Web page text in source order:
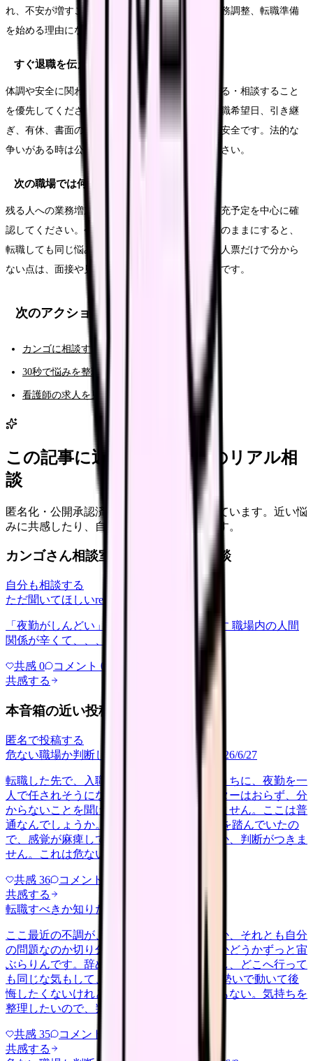
れ、不安が増すことが続いているなら、相談や勤務調整、転職準備
を始める理由になります。
すぐ退職を伝えてもいいですか？
体調や安全に関わる状態なら、まず休む・受診する・相談すること
を優先してください。退職意思が固い場合も、退職希望日、引き継
ぎ、有休、書面の記録を整理してから伝える方が安全です。法的な
争いがある時は公的窓口や専門家に相談してください。
次の職場では何を確認すればいいですか？
残る人への業務増加、教育係の変更、次年度の補充予定を中心に確
認してください。今の職場でつらかった条件をそのままにすると、
転職しても同じ悩みが再発しやすくなります。求人票だけで分から
ない点は、面接や見学で具体的に聞くことが大切です。
次のアクション
カンゴに相談する（AI相談）
30秒で悩みを整理する（悩み診断）
看護師の求人を見る
この記事に近い看護師さんのリアル相
談
匿名化・公開承認済みの本音だけを表示しています。近い悩
みに共感したり、自分の状況を投稿できます。
カンゴさん相談室から共有された相談
自分も相談する
ただ聞いてほしいrelationships
「夜勤がしんどい」について相談したいです 職場内の人間
関係が辛くて、、、
共感 0 コメント 0
共感する
本音箱の近い投稿
匿名で投稿する
危ない職場か判断してほしい
2026/6/27
転職した先で、入職して二ヶ月も経たないうちに、夜勤を一
人で任されそうになっています。プリセプターはおらず、分
からないことを聞ける相手も日によっていません。ここは普
通なんでしょうか。 前の職場はもっと段階を踏んでいたの
で、感覚が麻痺しているのか自分が甘いのか、判断がつきま
せん。これは危ない環境なのか…
共感 36 コメント
共感する
転職すべきか知りたい
ここ最近の不調が、職場の環境のせいなのか、それとも自分
の問題なのか切り分けられず、転職すべきかどうかずっと宙
ぶらりんです。辞めれば楽になる気もするし、どこへ行って
も同じな気もして、決め手がありません。 勢いで動いて後
悔したくないけれど、このまま留まる根拠もない。気持ちを
整理したいので、判断材料の集…
共感 35 コメント
共感する